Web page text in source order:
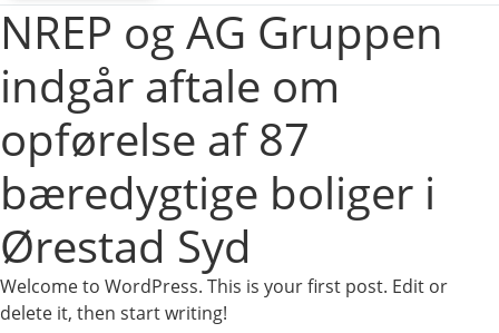
NREP og AG Gruppen
indgår aftale om
opførelse af 87
bæredygtige boliger i
Ørestad Syd
Welcome to WordPress. This is your first post. Edit or
delete it, then start writing!